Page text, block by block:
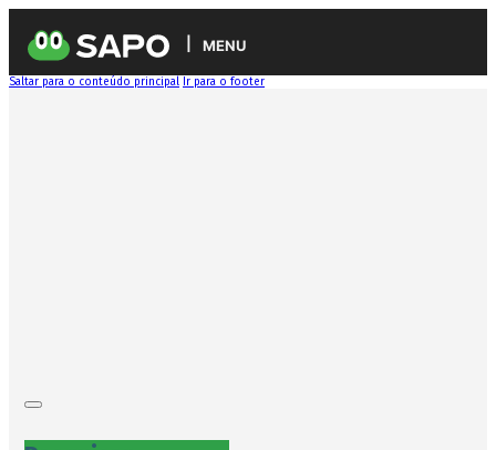
MENU
Saltar para o conteúdo principal Ir para o footer